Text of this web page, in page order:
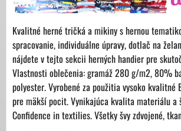
Kvalitné herné tričká a mikiny s hernou
spracovanie, individuálne úpravy, dotlač na
nájdete v tejto sekcii herných handier pre
Vlastnosti oblečenia: gramáž 280 g/m2, 80%
polyester. Vyrobené za použitia vysoko
pre mäkší pocit. Vynikajúca kvalita materiálu
Confidence in textilies. Všetky švy zdvojené,